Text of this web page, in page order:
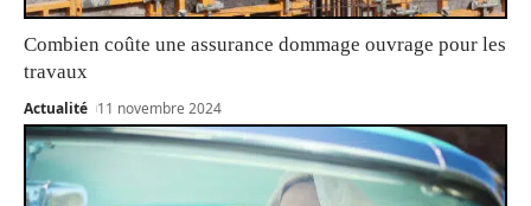
Combien coûte une assurance dommage ouvrage pour les
travaux
Actualité 11 novembre 2024